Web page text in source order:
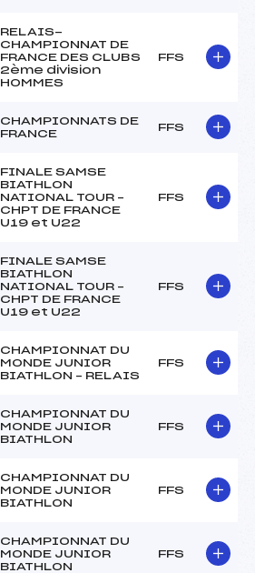
RELAIS-
CHAMPIONNAT DE
FRANCE DES CLUBS
2ème division
HOMMES
FFS
CHAMPIONNATS DE
FRANCE
FFS
FINALE SAMSE
BIATHLON
NATIONAL TOUR –
CHPT DE FRANCE
U19 et U22
FFS
FINALE SAMSE
BIATHLON
NATIONAL TOUR –
CHPT DE FRANCE
U19 et U22
FFS
CHAMPIONNAT DU
MONDE JUNIOR
BIATHLON – RELAIS
FFS
CHAMPIONNAT DU
MONDE JUNIOR
BIATHLON
FFS
CHAMPIONNAT DU
MONDE JUNIOR
BIATHLON
FFS
CHAMPIONNAT DU
MONDE JUNIOR
BIATHLON
FFS